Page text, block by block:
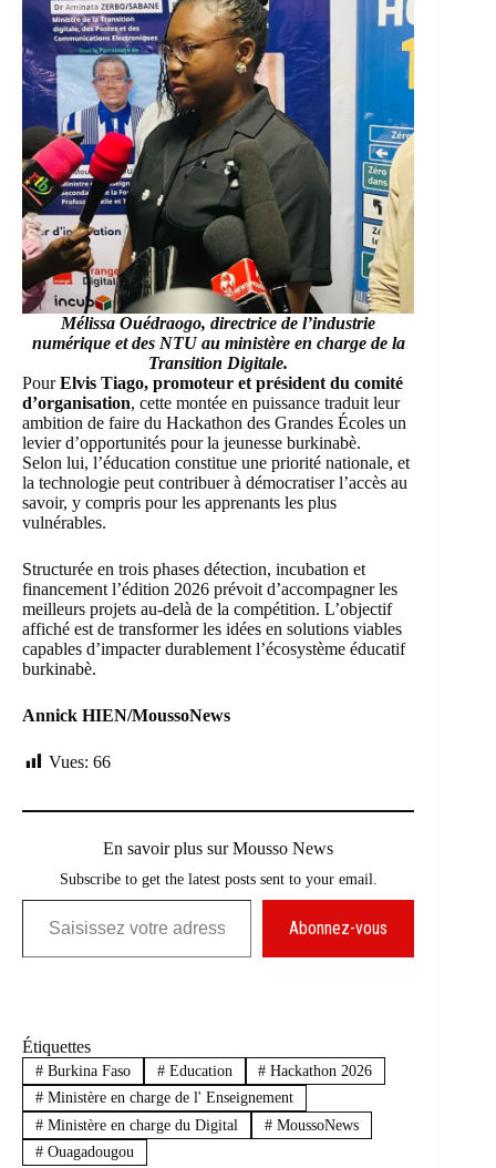
Mélissa Ouédraogo, directrice de l’industrie
numérique et des NTU au ministère en charge de la
Transition Digitale.
PourElvis Tiago, promoteur et président du comité
d’organisation, cette montée en puissance traduit leur
ambition de faire du Hackathon des Grandes Écoles un
levier d’opportunités pour la jeunesse burkinabè.
Selon lui, l’éducation constitue une priorité nationale, et
la technologie peut contribuer à démocratiser l’accès au
savoir, y compris pour les apprenants les plus
vulnérables.
Structurée en trois phases détection, incubation et
financement l’édition 2026 prévoit d’accompagner les
meilleurs projets au-delà de la compétition. L’objectif
affiché est de transformer les idées en solutions viables
capables d’impacter durablement l’écosystème éducatif
burkinabè.
Annick HIEN/MoussoNews
Vues: 66
En savoir plus sur Mousso News
Subscribe to get the latest posts sent to your email.
Saisissez votre adresse e-mail…
Abonnez-vous
Étiquettes
#Burkina Faso #Education # Hackathon 2026
#Ministère en charge de l' Enseignement
#Ministère en charge du Digital #MoussoNews
#Ouagadougou